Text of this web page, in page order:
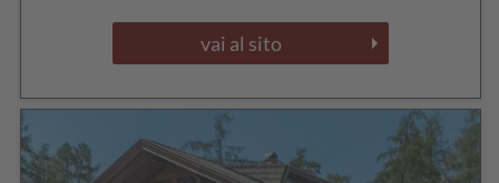
vai al sito